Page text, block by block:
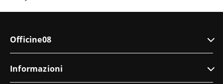
Officine08
Informazioni